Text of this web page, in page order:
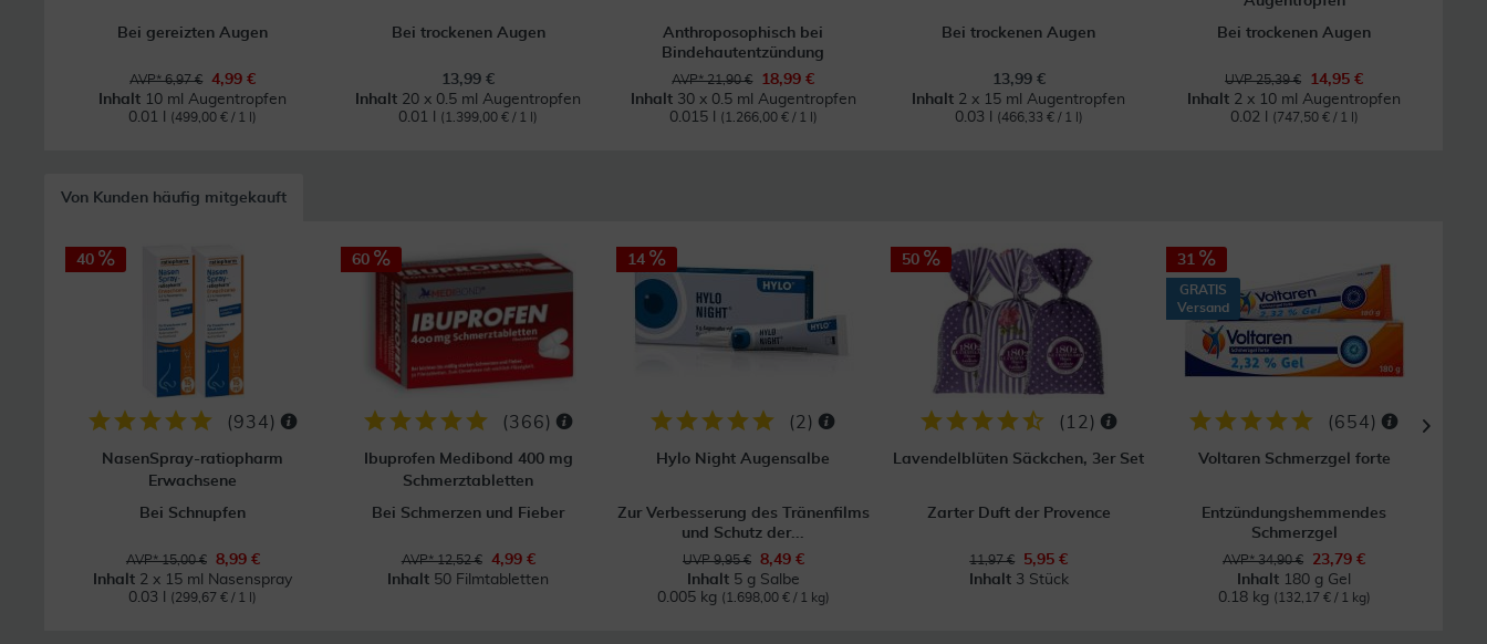
Bei gereizten Augen
AVP* 6,97 €
4,99 €
Inhalt 10 ml Augentropfen
0.01 l
(499,00 € / 1 l)
Bei trockenen Augen
13,99 €
Inhalt 20 x 0.5 ml Augentropfen
0.01 l
(1.399,00 € / 1 l)
Anthroposophisch bei
Bindehautentzündung
AVP* 21,90 €
18,99 €
Inhalt 30 x 0.5 ml Augentropfen
0.015 l
(1.266,00 € / 1 l)
Bei trockenen Augen
13,99 €
Inhalt 2 x 15 ml Augentropfen
0.03 l
(466,33 € / 1 l)
Bei trockenen Augen
UVP 25,39 €
14,95 €
Inhalt 2 x 10 ml Augentropfen
0.02 l
(747,50 € / 1 l)
Von Kunden häufig mitgekauft
40
(934)
NasenSpray-ratiopharm
Erwachsene
Bei Schnupfen
AVP* 15,00 €
8,99 €
Inhalt 2 x 15 ml Nasenspray
0.03 l
(299,67 € / 1 l)
60
(366)
Ibuprofen Medibond 400 mg
Schmerztabletten
Bei Schmerzen und Fieber
AVP* 12,52 €
4,99 €
Inhalt 50 Filmtabletten
14
(2 )
Hylo Night Augensalbe
Zur Verbesserung des Tränenfilms
und Schutz der...
UVP 9,95 €
8,49 €
Inhalt 5 g Salbe
0.005 kg (1.698,00 € / 1 kg)
50
( 12 )
Lavendelblüten Säckchen, 3er Set
Zarter Duft der Provence
11,97 €
5,95 €
Inhalt 3 Stück
31
GRATIS
Versand
(654)
Voltaren Schmerzgel forte
Entzündungshemmendes
Schmerzgel
AVP* 34,90 €
23,79 €
Inhalt 180 g Gel
0.18 kg (132,17 € / 1 kg)